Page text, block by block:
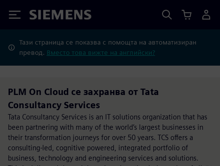
Siemens
Тази страница се показва с помощта на автоматизиран
превод. Вместо това вижте на английски?
PLM On Cloud се захранва от Tata
Consultancy Services
Tata Consultancy Services is an IT solutions organization that has
been partnering with many of the world’s largest businesses in
their transformation journeys for over 50 years. TCS offers a
consulting-led, cognitive powered, integrated portfolio of
business, technology and engineering services and solutions.